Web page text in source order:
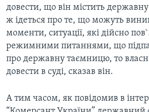
довести, що він містить
ж ідеться про те, що можуть
моменти, ситуації, які дійсно
режимними питаннями, що
про державну таємницю, то
довести в суді, сказав вiн.
А тим часом, як повідомив в